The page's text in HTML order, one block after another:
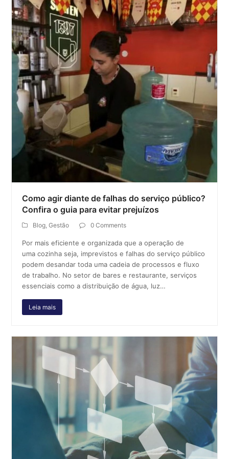
Como agir diante de falhas do serviço público?
Confira o guia para evitar prejuízos
Blog ,Gestão 0 Comments
Por mais eficiente e organizada que a operação de
uma cozinha seja, imprevistos e falhas do serviço público
podem desandar toda uma cadeia de processos e fluxo
de trabalho. No setor de bares e restaurante, serviços
essenciais como a distribuição de água, luz…
Leia mais